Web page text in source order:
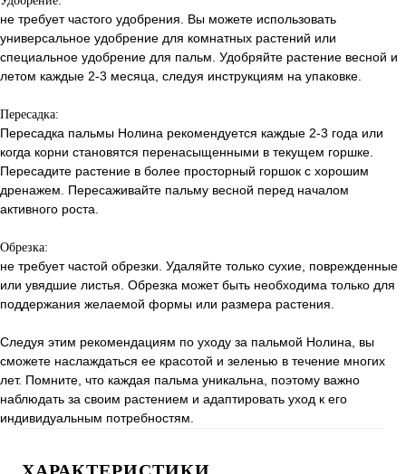
не требует частого удобрения. Вы можете использовать
универсальное удобрение для комнатных растений или
специальное удобрение для пальм. Удобряйте растение весной и
летом каждые 2-3 месяца, следуя инструкциям на упаковке.
Пересадка:
Пересадка пальмы Нолина рекомендуется каждые 2-3 года или
когда корни становятся перенасыщенными в текущем горшке.
Пересадите растение в более просторный горшок с хорошим
дренажем. Пересаживайте пальму весной перед началом
активного роста.
Обрезка:
не требует частой обрезки. Удаляйте только сухие, поврежденные
или увядшие листья. Обрезка может быть необходима только для
поддержания желаемой формы или размера растения.
Следуя этим рекомендациям по уходу за пальмой Нолина, вы
сможете наслаждаться ее красотой и зеленью в течение многих
лет. Помните, что каждая пальма уникальна, поэтому важно
наблюдать за своим растением и адаптировать уход к его
индивидуальным потребностям.